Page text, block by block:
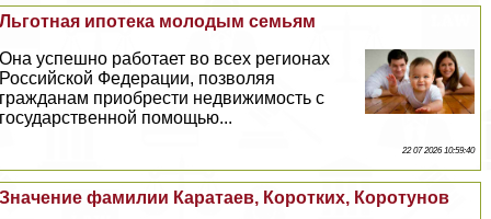
Льготная ипотека молодым семьям
Она успешно работает во всех регионах
Российской Федерации, позволяя
гражданам приобрести недвижимость с
государственной помощью...
22 07 2026 10:59:40
Значение фамилии Каратаев, Коротких, Коротунов